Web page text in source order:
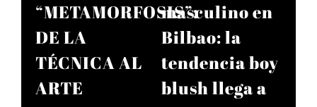
“METAMORFOSIS”:
DE LA
TÉCNICA AL
ARTE
masculino en
Bilbao: la
tendencia boy
blush llega a